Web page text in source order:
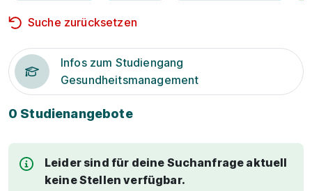
Suche zurücksetzen
Infos zum Studiengang
Gesundheitsmanagement
0 Studienangebote
Leider sind für deine Suchanfrage aktuell
keine Stellen verfügbar.